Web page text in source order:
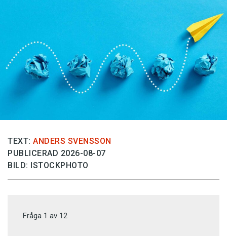
TEXT: ANDERS SVENSSON
PUBLICERAD 2026-08-07
BILD: ISTOCKPHOTO
Fråga 1 av 12